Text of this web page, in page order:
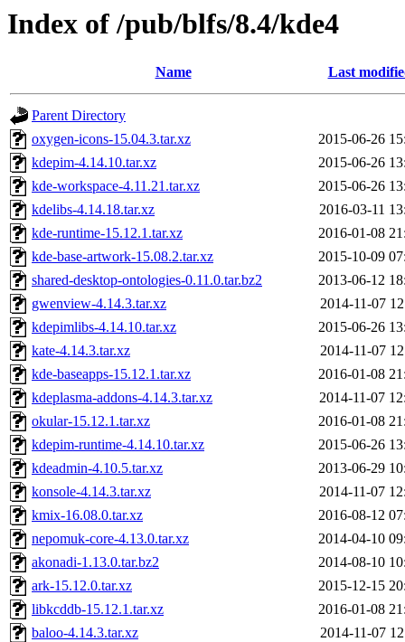
Index of /pub/blfs/8.4/kde4
Name Last
Parent Directory
oxygen-icons-15.04.3.tar.xz
2015-06-26
kdepim-4.14.10.tar.xz
2015-06-26
kde-workspace-4.11.21.tar.xz
2015-06-26
kdelibs-4.14.18.tar.xz
2016-03-11
kde-runtime-15.12.1.tar.xz
2016-01-08
kde-base-artwork-15.08.2.tar.xz
2015-10-09
shared-desktop-ontologies-0.11.0.tar.bz2
2013-06-12
gwenview-4.14.3.tar.xz
2014-11-07
kdepimlibs-4.14.10.tar.xz
2015-06-26
kate-4.14.3.tar.xz
2014-11-07
kde-baseapps-15.12.1.tar.xz
2016-01-08
kdeplasma-addons-4.14.3.tar.xz
2014-11-07
okular-15.12.1.tar.xz
2016-01-08
kdepim-runtime-4.14.10.tar.xz
2015-06-26
kdeadmin-4.10.5.tar.xz
2013-06-29
konsole-4.14.3.tar.xz
2014-11-07
kmix-16.08.0.tar.xz
2016-08-12
nepomuk-core-4.13.0.tar.xz
2014-04-10
akonadi-1.13.0.tar.bz2
2014-08-10
ark-15.12.0.tar.xz
2015-12-15
libkcddb-15.12.1.tar.xz
2016-01-08
baloo-4.14.3.tar.xz
2014-11-07